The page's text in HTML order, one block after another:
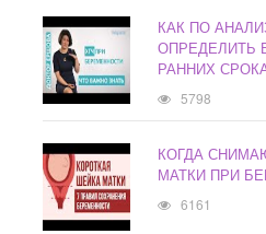
КАК ПО
ОПРЕДЕЛИТЬ
РАННИХ
5798
КОГДА
МАТКИ ПРИ
6161